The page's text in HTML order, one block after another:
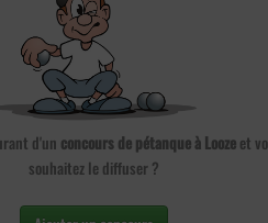
d'un concours de pétanque à Loozeet
souhaitez le diffuser ?